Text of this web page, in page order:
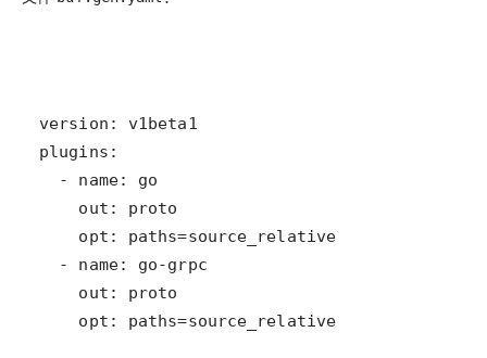
    opt: paths=source_relative